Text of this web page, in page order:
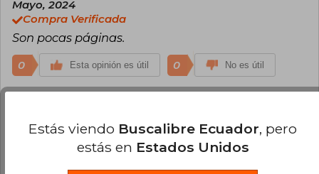
Mayo, 2024
Compra Verificada
Son pocas páginas.
0 Esta opinión es útil 0 No es útil
¿Leíste este libro?
Inicia sesión para poder
agregar tu propia evaluación.
Estás viendo Buscalibre Ecuador, pero
estás en Estados Unidos